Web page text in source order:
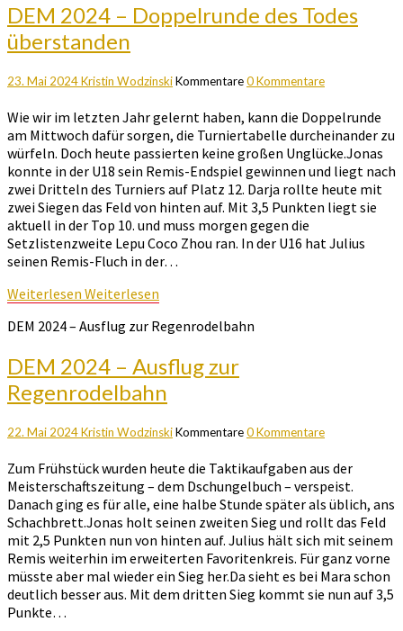
DEM 2024 – Doppelrunde des Todes
überstanden
23. Mai 2024Kristin WodzinskiKommentare0 Kommentare
Wie wir im letzten Jahr gelernt haben, kann die Doppelrunde
am Mittwoch dafür sorgen, die Turniertabelle durcheinander zu
würfeln. Doch heute passierten keine großen Unglücke.Jonas
konnte in der U18 sein Remis-Endspiel gewinnen und liegt nach
zwei Dritteln des Turniers auf Platz 12. Darja rollte heute mit
zwei Siegen das Feld von hinten auf. Mit 3,5 Punkten liegt sie
aktuell in der Top 10. und muss morgen gegen die
Setzlistenzweite Lepu Coco Zhou ran. In der U16 hat Julius
seinen Remis-Fluch in der…
Weiterlesen Weiterlesen
DEM 2024 – Ausflug zur Regenrodelbahn
DEM 2024 – Ausflug zur
Regenrodelbahn
22. Mai 2024Kristin WodzinskiKommentare0 Kommentare
Zum Frühstück wurden heute die Taktikaufgaben aus der
Meisterschaftszeitung – dem Dschungelbuch – verspeist.
Danach ging es für alle, eine halbe Stunde später als üblich, ans
Schachbrett.Jonas holt seinen zweiten Sieg und rollt das Feld
mit 2,5 Punkten nun von hinten auf. Julius hält sich mit seinem
Remis weiterhin im erweiterten Favoritenkreis. Für ganz vorne
müsste aber mal wieder ein Sieg her.Da sieht es bei Mara schon
deutlich besser aus. Mit dem dritten Sieg kommt sie nun auf 3,5
Punkte…